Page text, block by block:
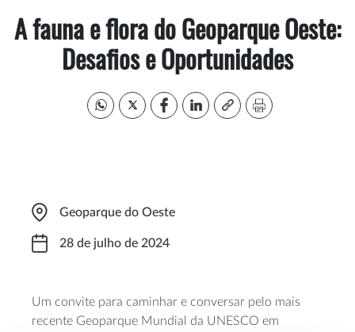
A fauna e flora do Geoparque Oeste:
Desafios e Oportunidades
Geoparque do Oeste
28 de julho de 2024
Um convite para caminhar e conversar pelo mais
recente Geoparque Mundial da UNESCO em